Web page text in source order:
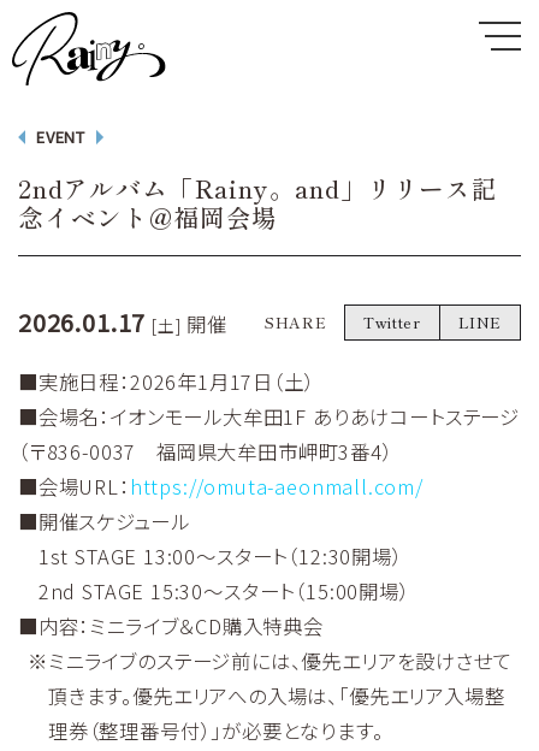
EVENT
2ndアルバム「Rainy。and」リリース記
念イベント@福岡会場
2026.01.17 [土] 開催 SHARE Twitter LINE
■実施日程：2026年1月17日（土）
■会場名：イオンモール大牟田1F ありあけコートステージ
（〒836-0037 福岡県大牟田市岬町3番4）
■会場URL： https://omuta-aeonmall.com/
■開催スケジュール
1st STAGE 13:00～スタート（12:30開場）
2nd STAGE 15:30～スタート（15:00開場）
■内容：ミニライブ＆CD購入特典会
ミニライブのステージ前には、優先エリアを設けさせて
頂きます。優先エリアへの入場は、「優先エリア入場整
理券（整理番号付）」が必要となります。